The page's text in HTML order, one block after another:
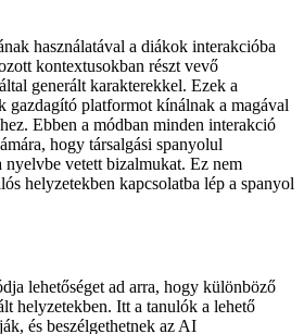
használatával a diákok interakcióba
kontextusokban részt vevő
generált karakterekkel. Ezek a
gazdagító platformot kínálnak a magával
Ebben a módban minden interakció
hogy társalgási spanyolul
nyelvbe vetett bizalmukat. Ez nem
helyzetekben kapcsolatba lép a spanyol
lehetőséget ad arra, hogy különböző
helyzetekben. Itt a tanulók a lehető
és beszélgethetnek az AI